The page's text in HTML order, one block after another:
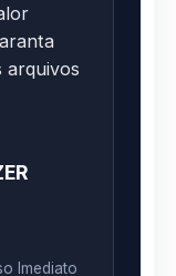
arquivos
Imediato